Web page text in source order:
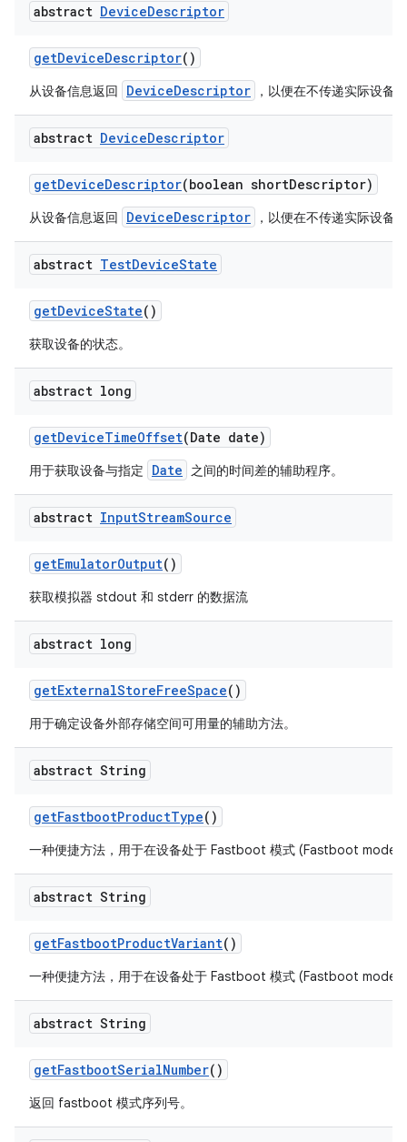
abstract DeviceDescriptor
getDeviceDescriptor()
从设备信息返回 DeviceDescriptor ，以便在不传递实际设备
abstract DeviceDescriptor
getDeviceDescriptor(boolean shortDescriptor)
从设备信息返回 DeviceDescriptor ，以便在不传递实际设备
abstract TestDeviceState
getDeviceState()
获取设备的状态。
abstract long
getDeviceTimeOffset(Date date)
用于获取设备与指定 Date 之间的时间差的辅助程序。
abstract InputStreamSource
getEmulatorOutput()
获取模拟器 stdout 和 stderr 的数据流
abstract long
getExternalStoreFreeSpace()
用于确定设备外部存储空间可用量的辅助方法。
abstract String
getFastbootProductType()
一种便捷方法，用于在设备处于 Fastboot 模式 (Fastboot mode)
abstract String
getFastbootProductVariant()
一种便捷方法，用于在设备处于 Fastboot 模式 (Fastboot mode)
abstract String
getFastbootSerialNumber()
返回 fastboot 模式序列号。